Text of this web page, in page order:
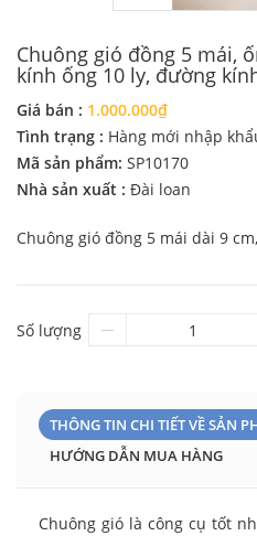
Chuông gió đồng 5 mái,
kính ống 10 ly, đường
Giá bán : 1.000.000₫
Tình trạng : Hàng mới nhập
Mã sản phẩm: SP10170
Nhà sản xuất : Đài loan
Chuông gió đồng 5 mái dài 9
Số lượng
THÔNG TIN CHI TIẾT VỀ SẢN
HƯỚNG DẪN MUA HÀNG
Chuông gió là công cụ tốt